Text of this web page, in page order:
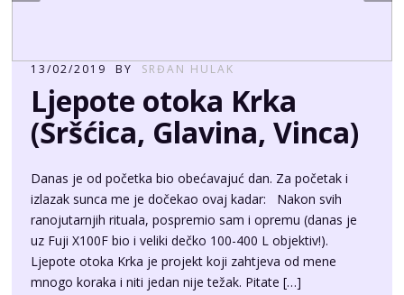
13/02/2019 BY SRĐAN HULAK
Ljepote otoka Krka
(Sršćica, Glavina, Vinca)
Danas je od početka bio obećavajuć dan. Za početak i
izlazak sunca me je dočekao ovaj kadar: Nakon svih
ranojutarnjih rituala, pospremio sam i opremu (danas je
uz Fuji X100F bio i veliki dečko 100-400 L objektiv!).
Ljepote otoka Krka je projekt koji zahtjeva od mene
mnogo koraka i niti jedan nije težak. Pitate […]